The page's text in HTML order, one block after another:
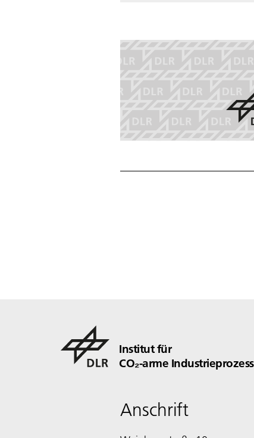
Institut für
CO₂-arme
Anschrift